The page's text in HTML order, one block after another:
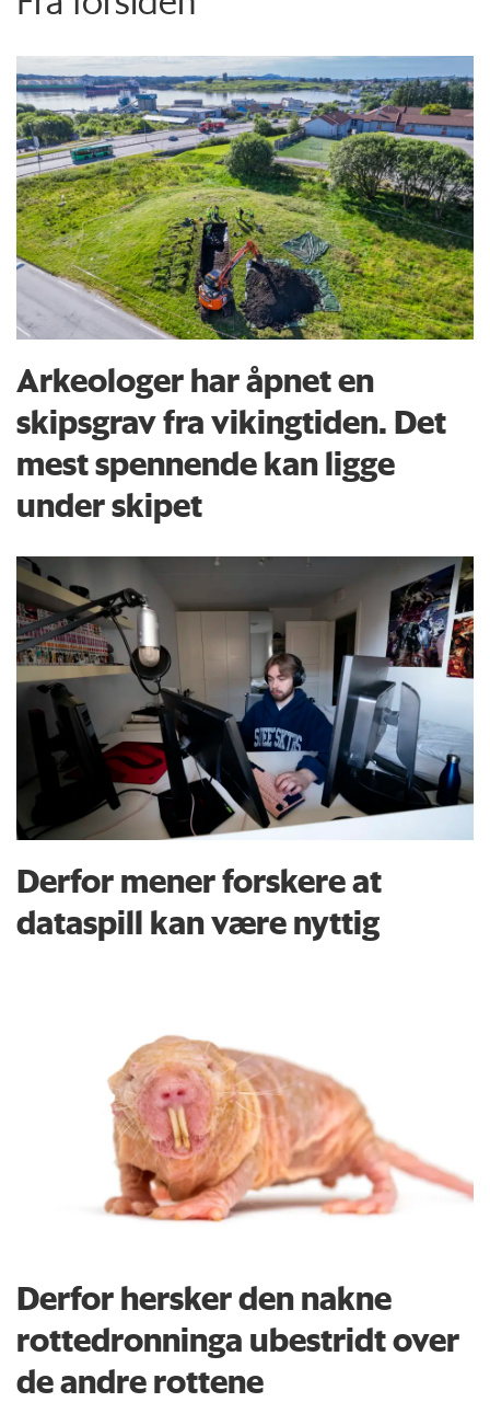
Arkeologer har åpnet en
skipsgrav fra vikingtiden. Det
mest spennende kan ligge
under skipet
Derfor mener forskere at
dataspill kan være nyttig
Derfor hersker den nakne
rottedronninga ubestridt over
de andre rottene